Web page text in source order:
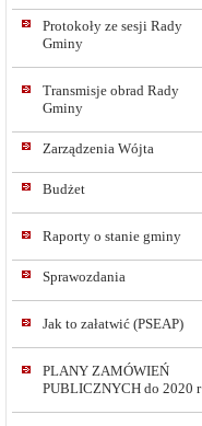
Protokoły ze sesji Rady
Gminy
Transmisje obrad Rady
Gminy
Zarządzenia Wójta
Budżet
Raporty o stanie gminy
Sprawozdania
Jak to załatwić (PSEAP)
PLANY ZAMÓWIEŃ
PUBLICZNYCH do 2020 r